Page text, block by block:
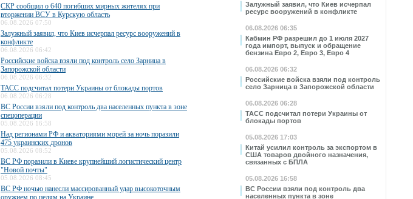
Залужный заявил, что Киев исчерпал
ресурс вооружений в конфликте
06.08.2026 06:35
Кабмин РФ разрешил до 1 июля 2027
года импорт, выпуск и обращение
бензина Евро 2, Евро 3, Евро 4
06.08.2026 06:32
Российские войска взяли под контроль
село Зарница в Запорожской области
06.08.2026 06:28
ТАСС подсчитал потери Украины от
блокады портов
05.08.2026 17:03
Китай усилил контроль за экспортом в
США товаров двойного назначения,
связанных с БПЛА
05.08.2026 16:58
ВС России взяли под контроль два
населенных пункта в зоне
СКР сообщил о 640 погибших мирных жителях при
вторжении ВСУ в Курскую область
06.08.2026 07:50
Залужный заявил, что Киев исчерпал ресурс вооружений в
конфликте
06.08.2026 06:42
Российские войска взяли под контроль село Зарница в
Запорожской области
06.08.2026 06:32
ТАСС подсчитал потери Украины от блокады портов
06.08.2026 06:28
ВС России взяли под контроль два населенных пункта в зоне
спецоперации
05.08.2026 16:58
Над регионами РФ и акваториями морей за ночь поразили
475 украинских дронов
05.08.2026 08:52
ВС РФ поразили в Киеве крупнейший логистический центр
"Новой почты"
05.08.2026 08:45
ВС РФ ночью нанесли массированный удар высокоточным
оружием по целям на Украине